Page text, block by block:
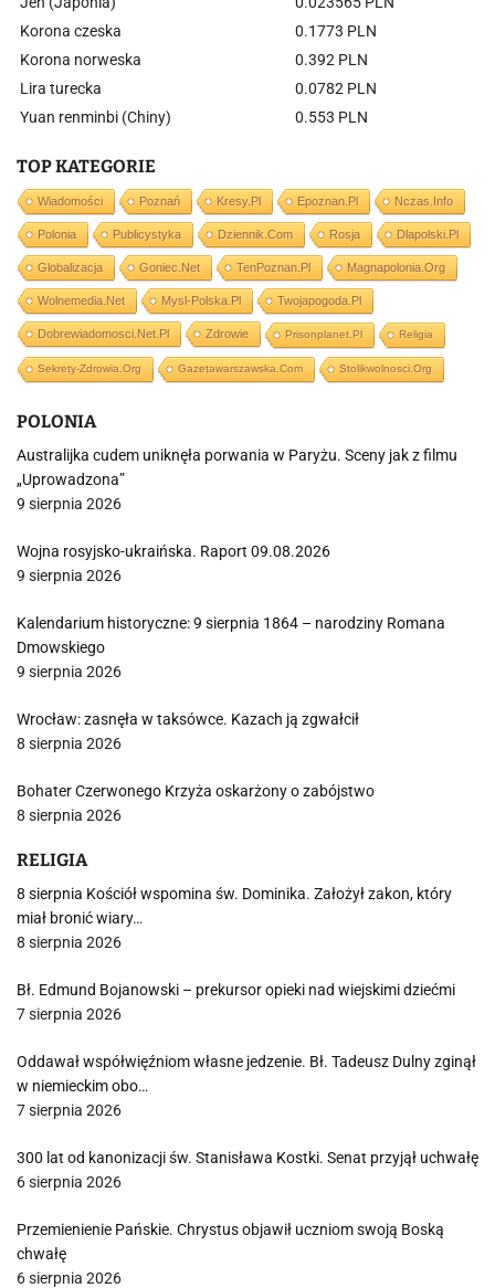
Korona czeska
0.1773 PLN
Korona norweska
0.392 PLN
Lira turecka
0.0782 PLN
Yuan renminbi (Chiny)
0.553 PLN
TOP KATEGORIE
Wiadomości Poznań Kresy.pl Epoznan.pl Nczas.info
Polonia Publicystyka Dziennik.com Rosja Dlapolski.pl
Globalizacja Goniec.net TenPoznan.pl Magnapolonia.org
Wolnemedia.net Mysl-Polska.pl Twojapogoda.pl
Dobrewiadomosci.net.pl Zdrowie Prisonplanet.pl Religia
Sekrety-Zdrowia.org Gazetawarszawska.com Stolikwolnosci.org
POLONIA
Australijka cudem uniknęła porwania w Paryżu. Sceny jak z filmu
„Uprowadzona”
9 sierpnia 2026
Wojna rosyjsko-ukraińska. Raport 09.08.2026
9 sierpnia 2026
Kalendarium historyczne: 9 sierpnia 1864 – narodziny Romana
Dmowskiego
9 sierpnia 2026
Wrocław: zasnęła w taksówce. Kazach ją zgwałcił
8 sierpnia 2026
Bohater Czerwonego Krzyża oskarżony o zabójstwo
8 sierpnia 2026
RELIGIA
8 sierpnia Kościół wspomina św. Dominika. Założył zakon, który
miał bronić wiary…
8 sierpnia 2026
Bł. Edmund Bojanowski – prekursor opieki nad wiejskimi dziećmi
7 sierpnia 2026
Oddawał współwięźniom własne jedzenie. Bł. Tadeusz Dulny zginął
w niemieckim obo…
7 sierpnia 2026
300 lat od kanonizacji św. Stanisława Kostki. Senat przyjął uchwałę
6 sierpnia 2026
Przemienienie Pańskie. Chrystus objawił uczniom swoją Boską
chwałę
6 sierpnia 2026